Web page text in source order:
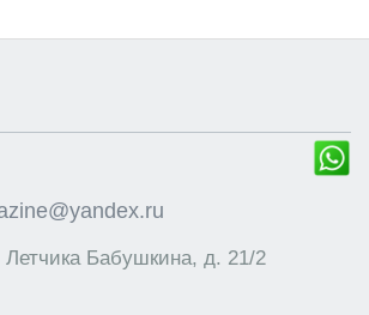
Летчика Бабушкина, д. 21/2